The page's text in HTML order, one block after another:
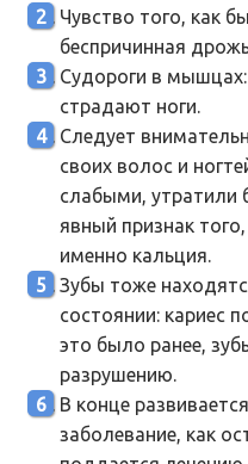
Чувство того, как
беспричинная
Судороги в мышцах:
страдают ноги.
Следует
своих волос и
слабыми, утратили
явный признак
именно кальция.
Зубы тоже
состоянии: кариес
это было ранее,
разрушению.
В конце
заболевание, как